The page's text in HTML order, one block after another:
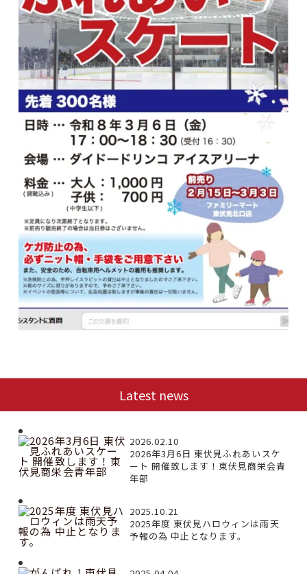
Latest news
2026.02.10
2026年3月6日 東伏見ふれあいスケ
ート 開催致します！東伏見商栄会青
年部
2025.10.21
2025年度 東伏見ハロウィンは雨天
予報の為 中止となります。